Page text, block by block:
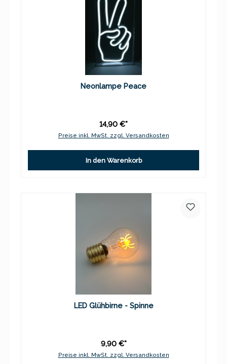
Neonlampe Peace
14,90 €*
Preise inkl. MwSt. zzgl. Versandkosten
In den Warenkorb
LED Glühbirne - Spinne
9,90 €*
Preise inkl. MwSt. zzgl. Versandkosten